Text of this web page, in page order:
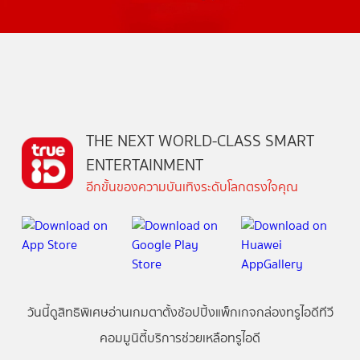
THE NEXT WORLD-CLASS SMART
ENTERTAINMENT
อีกขั้นของความบันเทิงระดับโลกตรงใจคุณ
วันนี้ดูสิทธิพิเศษอ่านเกมตาตั้งช้อปปิ้งแพ็กเกจกล่องทรูไอดีทีวี
คอมมูนิตี้บริการช่วยเหลือทรูไอดี